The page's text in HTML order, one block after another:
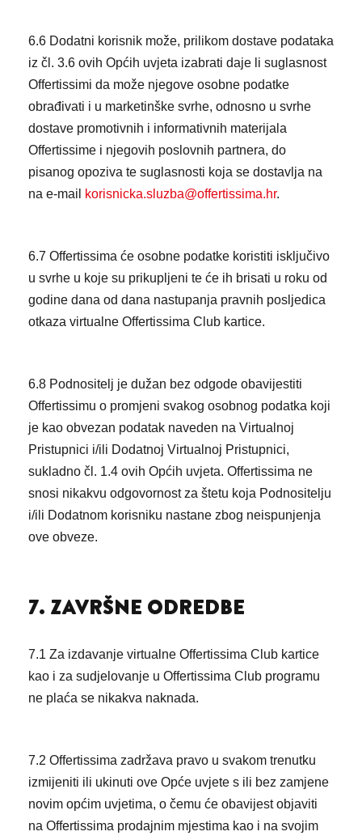
6.6 Dodatni korisnik može, prilikom dostave podataka
iz čl. 3.6 ovih Općih uvjeta izabrati daje li suglasnost
Offertissimi da može njegove osobne podatke
obrađivati i u marketinške svrhe, odnosno u svrhe
dostave promotivnih i informativnih materijala
Offertissime i njegovih poslovnih partnera, do
pisanog opoziva te suglasnosti koja se dostavlja na
na e-mail
korisnicka.sluzba@offertissima.hr.
6.7 Offertissima će osobne podatke koristiti isključivo
u svrhe u koje su prikupljeni te će ih brisati u roku od
godine dana od dana nastupanja pravnih posljedica
otkaza virtualne Offertissima Club kartice.
6.8 Podnositelj je dužan bez odgode obavijestiti
Offertissimu o promjeni svakog osobnog podatka koji
je kao obvezan podatak naveden na Virtualnoj
Pristupnici i/ili Dodatnoj Virtualnoj Pristupnici,
sukladno čl. 1.4 ovih Općih uvjeta. Offertissima ne
snosi nikakvu odgovornost za štetu koja Podnositelju
i/ili Dodatnom korisniku nastane zbog neispunjenja
ove obveze.
7. ZAVRŠNE ODREDBE
7.1 Za izdavanje virtualne Offertissima Club kartice
kao i za sudjelovanje u Offertissima Club programu
ne plaća se nikakva naknada.
7.2 Offertissima zadržava pravo u svakom trenutku
izmijeniti ili ukinuti ove Opće uvjete s ili bez zamjene
novim općim uvjetima, o čemu će obavijest objaviti
na Offertissima prodajnim mjestima kao i na svojim